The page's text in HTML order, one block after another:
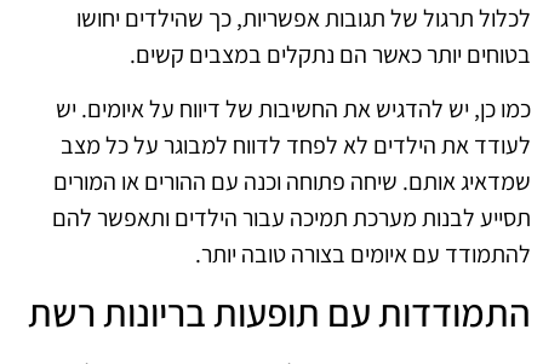
לכלול תרגול של תגובות אפשריות, כך שהילדים יחושו
בטוחים יותר כאשר הם נתקלים במצבים קשים.
כמו כן, יש להדגיש את החשיבות של דיווח על איומים. יש
לעודד את הילדים לא לפחד לדווח למבוגר על כל מצב
שמדאיג אותם. שיחה פתוחה וכנה עם ההורים או המורים
תסייע לבנות מערכת תמיכה עבור הילדים ותאפשר להם
להתמודד עם איומים בצורה טובה יותר.
התמודדות עם תופעות בריונות רשת